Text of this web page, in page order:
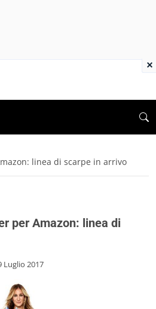
linea di scarpe in arrivo
per Amazon: linea di
Luglio 2017
×